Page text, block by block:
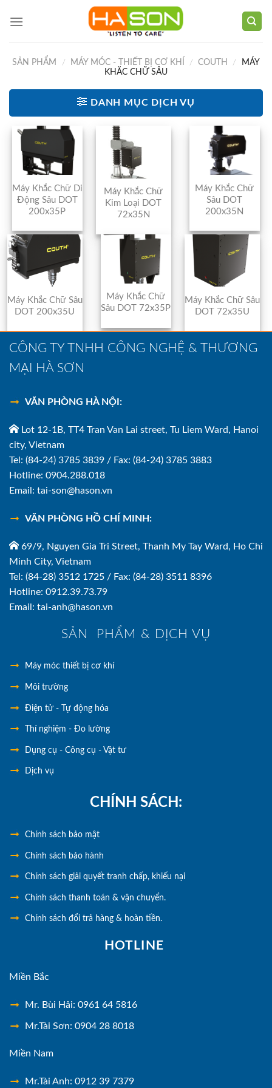
SẢN PHẨM / MÁY MÓC - THIẾT BỊ CƠ KHÍ / COUTH /
MÁY
KHĂC CHỮ SÂU
DANH MỤC DỊCH VỤ
Máy Khắc Chữ Di
Động Sâu DOT
200x35P
Máy Khắc Chữ
Kim Loại DOT
72x35N
Máy Khắc Chữ
Sâu DOT
200x35N
Máy Khắc Chữ Sâu
DOT 200x35U
Máy Khắc Chữ
Sâu DOT 72x35P
Máy Khắc Chữ Sâu
DOT 72x35U
CÔNG TY TNHH CÔNG NGHỆ & THƯƠNG
MẠI HÀ SƠN
VĂN PHÒNG HÀ NỘI:
Lot 12-1B, TT4 Tran Van Lai street, Tu Liem Ward, Hanoi
city, Vietnam
Tel: (84-24) 3785 3839 / Fax: (84-24) 3785 3883
Hotline: 0904.288.018
Email: tai-son@hason.vn
VĂN PHÒNG HỒ CHÍ MINH:
69/9, Nguyen Gia Tri Street, Thanh My Tay Ward, Ho Chi
Minh City, Vietnam
Tel: (84-28) 3512 1725 / Fax: (84-28) 3511 8396
Hotline: 0912.39.73.79
Email: tai-anh@hason.vn
SẢN PHẨM & DỊCH VỤ
Máy móc thiết bị cơ khí
Môi trường
Điện tử - Tự động hóa
Thí nghiệm - Đo lường
Dụng cụ - Công cụ - Vật tư
Dịch vụ
CHÍNH SÁCH:
Chính sách bảo mật
Chính sách bảo hành
Chính sách giải quyết tranh chấp, khiếu nại
Chính sách thanh toán & vận chuyển.
Chính sách đổi trả hàng & hoàn tiền.
HOTLINE
Miền Bắc
Mr. Bùi Hải: 0961 64 5816
Mr.Tài Sơn: 0904 28 8018
Miền Nam
Mr.Tài Anh: 0912 39 7379